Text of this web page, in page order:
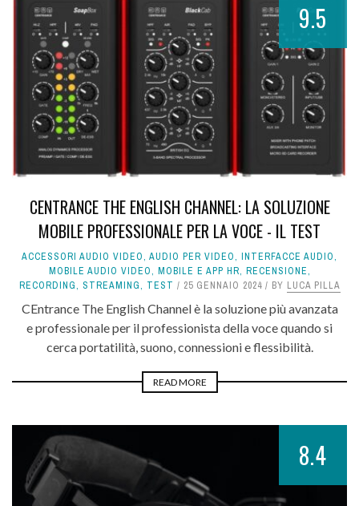
9.5
CENTRANCE THE ENGLISH CHANNEL: LA SOLUZIONE
MOBILE PROFESSIONALE PER LA VOCE - IL TEST
ACCESSORI AUDIO VIDEO, AUDIO PER VIDEO, INTERFACCE AUDIO,
MOBILE AUDIO VIDEO, MOBILE E APP HR, RECENSIONE,
RECORDING, STREAMING, TEST 25 GENNAIO 2024 BY LUCA PILLA
CEntrance The English Channel è la soluzione più avanzata
e professionale per il professionista della voce quando si
cerca portatilità, suono, connessioni e flessibilità.
READ MORE
8.4